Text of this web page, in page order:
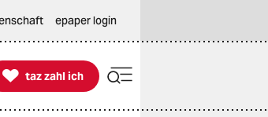
epaper login

taz zahl ich
taz zahl ich